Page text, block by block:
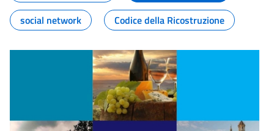
social network
Codice della Ricostruzione